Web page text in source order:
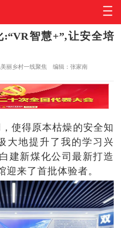
智慧+”,让安全培
丽乡村一线聚焦 编辑：张家南
得原本枯燥的安全知
大地提升了我的学习兴
建新煤化公司最新打造
迎来了首批体验者。